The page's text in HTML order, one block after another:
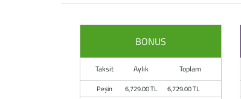
BONUS
Taksit Aylık Toplam
Peşin 6,729.00 TL
6,729.00 TL